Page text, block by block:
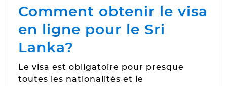
Comment obtenir le visa
en ligne pour le Sri
Lanka?
Le visa est obligatoire pour presque
toutes les nationalités et le